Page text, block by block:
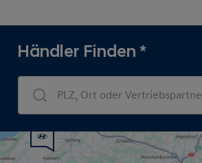
Händler Finden*
Dealers Search